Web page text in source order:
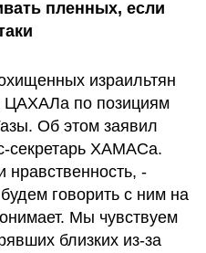
пленных, если
израильтян
ЦАХАЛа по позициям
Об этом заявил
секретарь ХАМАСа.
нравственность, -
говорить с ним на
Мы чувствуем
близких из-за